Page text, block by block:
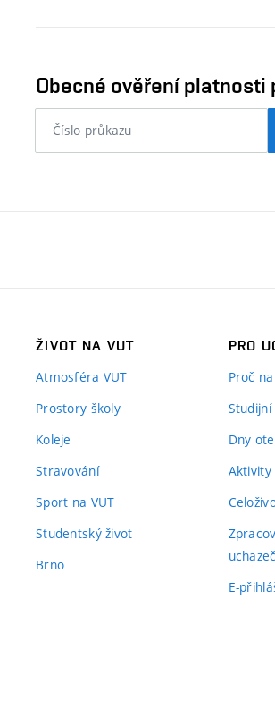
Obecné ověření platnosti
číslo
ŽIVOT NA VUT
Atmosféra VUT
Prostory školy
Koleje
Stravování
Sport na VUT
Studentský život
Brno
PRO
Proč
Dny
E-